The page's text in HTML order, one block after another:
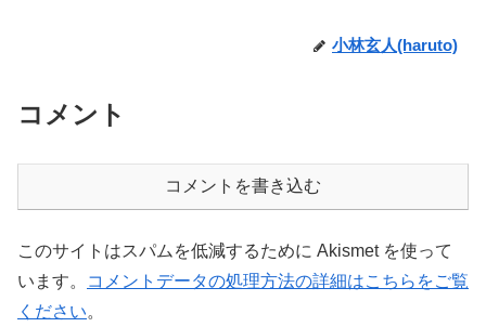
小林玄人(haruto)
コメント
コメントを書き込む
このサイトはスパムを低減するために Akismet を使って
います。
コメントデータの処理方法の詳細はこちらをご覧
ください。